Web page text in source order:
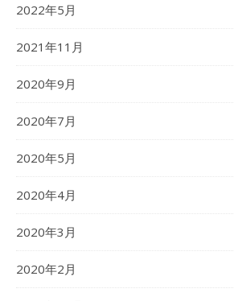
2022年5月
2021年11月
2020年9月
2020年7月
2020年5月
2020年4月
2020年3月
2020年2月